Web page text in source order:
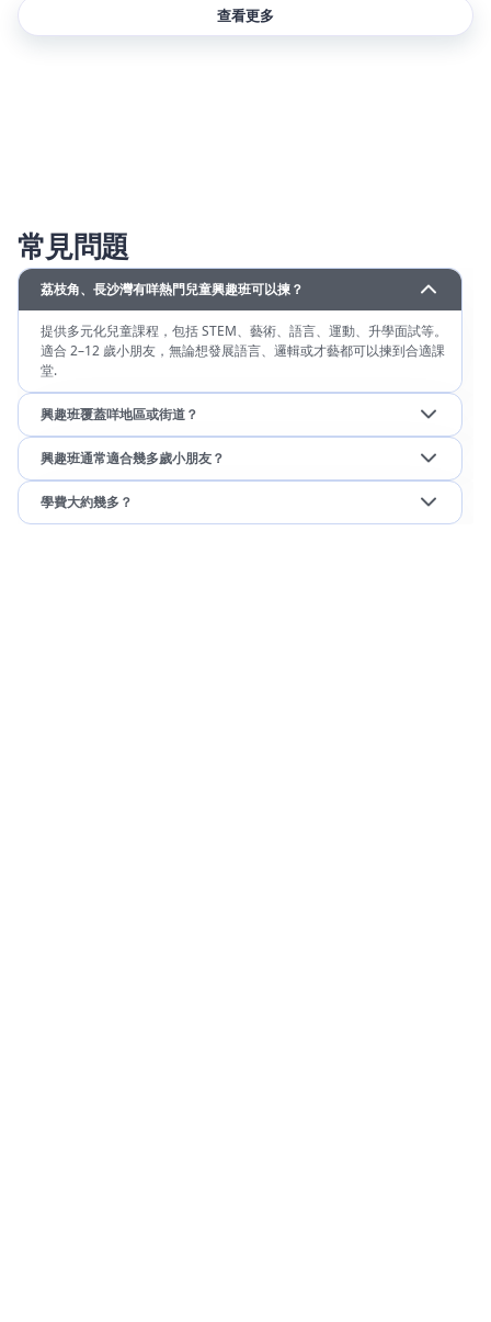
查看更多
常見問題
荔枝角、長沙灣有咩熱門兒童興趣班可以揀？
提供多元化兒童課程，包括 STEM、藝術、語言、運動、升學面試等。
適合 2–12 歲小朋友，無論想發展語言、邏輯或才藝都可以揀到合適課
堂.
興趣班覆蓋咩地區或街道？
興趣班通常適合幾多歲小朋友？
學費大約幾多？